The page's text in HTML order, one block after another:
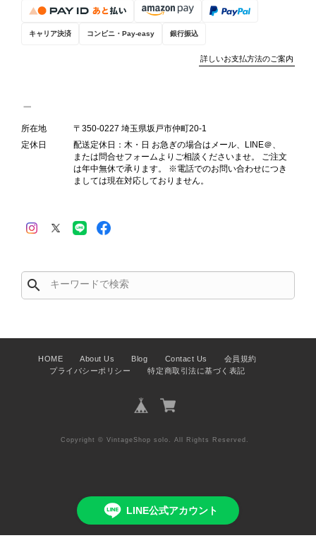
し、全スタッフで共有してまいりま
す。 オンラインでも安心して商品を
お選びいただけるよう、より正確な状
2026/07/30
商品が直ぐに届きました。思った以上に素敵なお品でした。また
商品を無事にお受け取りいただき、ま
た迅速にお届けできたとのこと、大変
安心いたしました！ さらに、「思っ
ひこちらの商品を末永くご愛用いただ
けましたら幸いです。 また気になる
ら、いつでもお気軽にご相談くださ
ひよろしくお願いいたします。
キャリア決済 コンビニ・Pay-easy 銀行振込
詳しいお支払方法のご案内
所在地
〒350-0227 埼玉県坂戸市仲町20-1
定休日
配送定休日：木・日 お急ぎの場合はメール、LINE＠、
または問合せフォームよりご相談くださいませ。 ご注文
は年中無休で承ります。 ※電話でのお問い合わせにつき
ましては現在対応しておりません。
search
HOME About Us Blog Contact Us
会員規約
プライバシーポリシー
特定商取引法に基づく表記
Copyright © VintageShop solo. All Rights Reserved.
LINE公式アカウント